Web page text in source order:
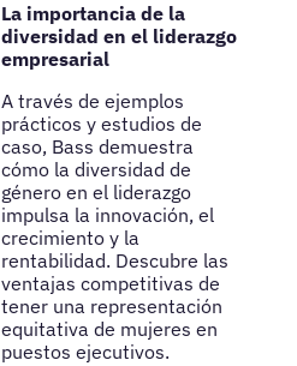
La importancia de la
diversidad en el liderazgo
empresarial
A través de ejemplos
prácticos y estudios de
caso, Bass demuestra
cómo la diversidad de
género en el liderazgo
impulsa la innovación, el
crecimiento y la
rentabilidad. Descubre las
ventajas competitivas de
tener una representación
equitativa de mujeres en
puestos ejecutivos.